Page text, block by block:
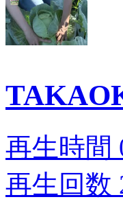
再生時間
再生回数